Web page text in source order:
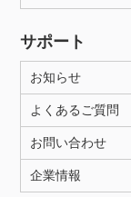
サポート
お知らせ
よくあるご質問
お問い合わせ
企業情報